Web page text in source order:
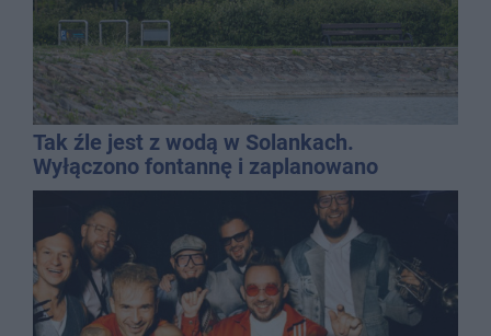
Tak źle jest z wodą w Solankach.
Wyłączono fontannę i zaplanowano
dolewkę